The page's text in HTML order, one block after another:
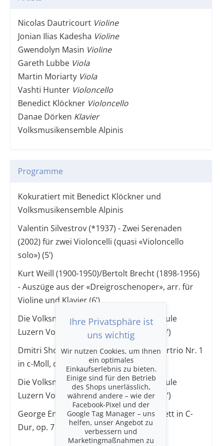
Nicolas Dautricourt Violine
Jonian Ilias Kadesha Violine
Gwendolyn Masin Violine
Gareth Lubbe Viola
Martin Moriarty Viola
Vashti Hunter Violoncello
Benedict Klöckner Violoncello
Danae Dörken Klavier
Volksmusikensemble Alpinis
Programme
Kokuratiert mit Benedict Klöckner und
Volksmusikensemble Alpinis
Valentin Silvestrov (*1937) - Zwei Serenaden
(2002) für zwei Violoncelli (quasi «Violoncello
solo») (5’)
Kurt Weill (1900-1950)/Bertolt Brecht (1898-1956)
- Auszüge aus der «Dreigroschenoper», arr. für
Violine und Klavier (6’)
Die Volksmusik-Formation der Hochschule
Luzern Volksmusik-Ensemble Alpinis (10’)
Dmitri Shostakovich (1906-1975) - Klaviertrio Nr. 1
in c-Moll, op. 8 (11’)
Die Volksmusik-Formation der Hochschule
Luzern Volksmusik-Ensemble Alpinis (13’)
George Enescu (1881-1955) - Streichoktett in C-
Dur, op. 7 (40’)
Ihre Privatsphäre ist
uns wichtig
Wir nutzen Cookies, um Ihnen
ein optimales
Einkaufserlebnis zu bieten.
Einige sind für den Betrieb
des Shops unerlässlich,
während andere – wie der
Facebook-Pixel und der
Google Tag Manager – uns
helfen, unser Angebot zu
verbessern und
Marketingmaßnahmen zu